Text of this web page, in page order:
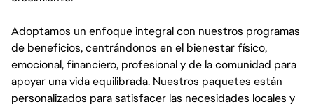
Adoptamos un enfoque integral con nuestros programas
de beneficios, centrándonos en el bienestar físico,
emocional, financiero, profesional y de la comunidad para
apoyar una vida equilibrada. Nuestros paquetes están
personalizados para satisfacer las necesidades locales y